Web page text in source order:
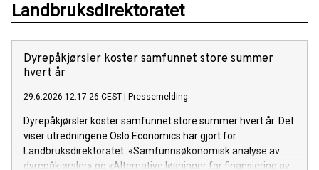
Landbruksdirektoratet
Dyrepåkjørsler koster samfunnet store summer
hvert år
29.6.2026 12:17:26 CEST Pressemelding
Dyrepåkjørsler koster samfunnet store summer hvert år. Det
viser utredningene Oslo Economics har gjort for
Landbruksdirektoratet: «Samfunnsøkonomisk analyse av
dyrepåkjørsler» og «Alternative løsninger for finansiering av